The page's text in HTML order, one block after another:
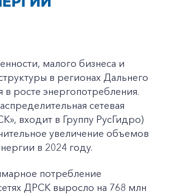
малого бизнеса и
в регионах Дальнего
в росте энергопотребления.
сетевая
входит в Группу РусГидро)
увеличение объемов
в 2024 году.
потребление
ДРСК выросло на 768 млн